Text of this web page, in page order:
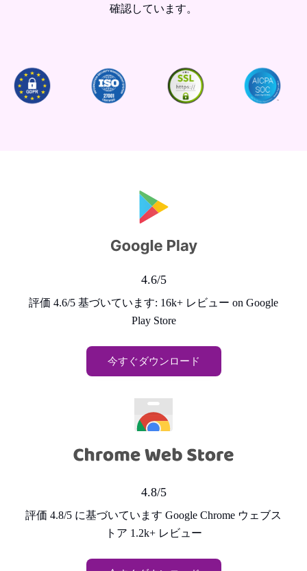
確認しています。
4.6/5
評価 4.6/5 基づいています: 16k+ レビュー on Google
Play Store
今すぐダウンロード
4.8/5
評価 4.8/5 に基づいています Google Chrome ウェブス
トア 1.2k+ レビュー